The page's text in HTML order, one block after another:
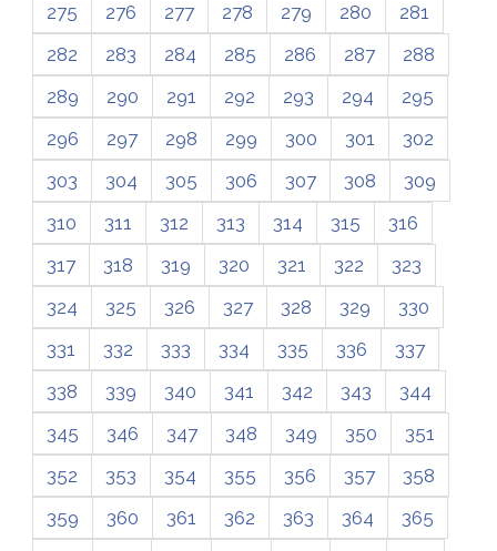
275
276 277 278 279 280
281
282
283 284 285 286 287
288
289
290 291 292 293 294
295
296
297 298 299 300 301
302
303
304 305 306 307 308
309
310
311 312 313 314 315
316
317
318 319 320 321 322
323
324
325 326 327 328 329
330
331
332 333 334 335 336
337
338
339 340 341 342 343
344
345
346 347 348 349 350
351
352
353 354 355 356 357
358
359
360 361 362 363 364
365